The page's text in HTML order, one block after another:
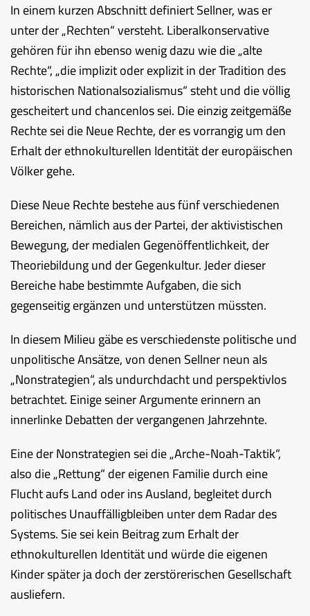
In einem kurzen Abschnitt definiert Sellner, was er
unter der „Rechten“ versteht. Liberalkonservative
gehören für ihn ebenso wenig dazu wie die „alte
Rechte“, „die implizit oder explizit in der Tradition des
historischen Nationalsozialismus“ steht und die völlig
gescheitert und chancenlos sei. Die einzig zeitgemäße
Rechte sei die Neue Rechte, der es vorrangig um den
Erhalt der ethnokulturellen Identität der europäischen
Völker gehe.
Diese Neue Rechte bestehe aus fünf verschiedenen
Bereichen, nämlich aus der Partei, der aktivistischen
Bewegung, der medialen Gegenöffentlichkeit, der
Theoriebildung und der Gegenkultur. Jeder dieser
Bereiche habe bestimmte Aufgaben, die sich
gegenseitig ergänzen und unterstützen müssten.
In diesem Milieu gäbe es verschiedenste politische und
unpolitische Ansätze, von denen Sellner neun als
„Nonstrategien“, als undurchdacht und perspektivlos
betrachtet. Einige seiner Argumente erinnern an
innerlinke Debatten der vergangenen Jahrzehnte.
Eine der Nonstrategien sei die „Arche-Noah-Taktik“,
also die „Rettung“ der eigenen Familie durch eine
Flucht aufs Land oder ins Ausland, begleitet durch
politisches Unauffälligbleiben unter dem Radar des
Systems. Sie sei kein Beitrag zum Erhalt der
ethnokulturellen Identität und würde die eigenen
Kinder später ja doch der zerstörerischen Gesellschaft
ausliefern.